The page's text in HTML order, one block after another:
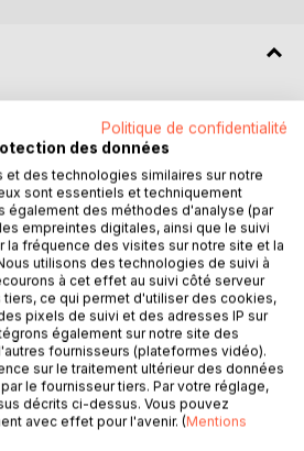
sur-Mer sont en pleine
et les structures de production et
modernisent. Les cultures et
Le syndicalisme, le mutualisme
Les exploitations sont de
paysans de moins en moins
dispose de l'une des
des intérêts des cultivateurs et
les plus puissantes et les plus
: la Société d'agriculture de
en 1821. Cette dernière, dirigée
à 1956, atteint véritablement son
guerres. Néanmoins, tout au
demeure l'un des espaces
Politique de confidentialité
des données
des technologies similaires sur notre
sont essentiels et techniquement
également des méthodes d'analyse (par
empreintes digitales, ainsi que le suivi
la fréquence des visites sur notre site et la
utilisons des technologies de suivi à
à cet effet au suivi côté serveur
tiers, ce qui permet d'utiliser des cookies,
pixels de suivi et des adresses IP sur
également sur notre site des
fournisseurs (plateformes vidéo).
sur le traitement ultérieur des données
le fournisseur tiers. Par votre réglage,
décrits ci-dessus. Vous pouvez
avec effet pour l'avenir. (Mentions